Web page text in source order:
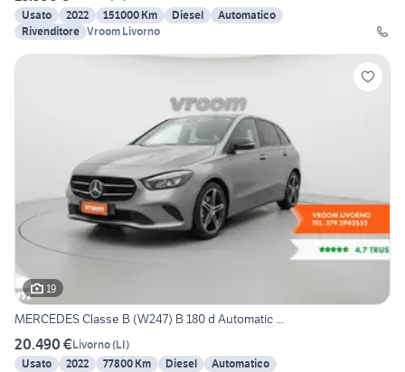
Usato
2022 151000 Km Diesel
Automatico
Rivenditore Vroom Livorno
19
MERCEDES Classe B (W247) B 180 d Automatic ...
20.490 €Livorno(LI)
Usato
2022 77800 Km Diesel
Automatico